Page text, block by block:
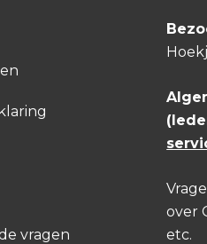
vragen
over
etc.